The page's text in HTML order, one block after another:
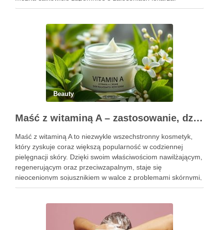
Pierwsze godziny i dni po zabiegu mają znaczenie dla
Beauty
Maść z witaminą A – zastosowanie, działanie i bezpieczeństwo stosowania
Maść z witaminą A to niezwykle wszechstronny kosmetyk,
który zyskuje coraz większą popularność w codziennej
pielęgnacji skóry. Dzięki swoim właściwościom nawilżającym,
regenerującym oraz przeciwzapalnym, staje się
nieocenionym sojusznikiem w walce z problemami skórnymi,
takimi jak zmarszczki, trądzik czy podrażnienia. Jej działanie